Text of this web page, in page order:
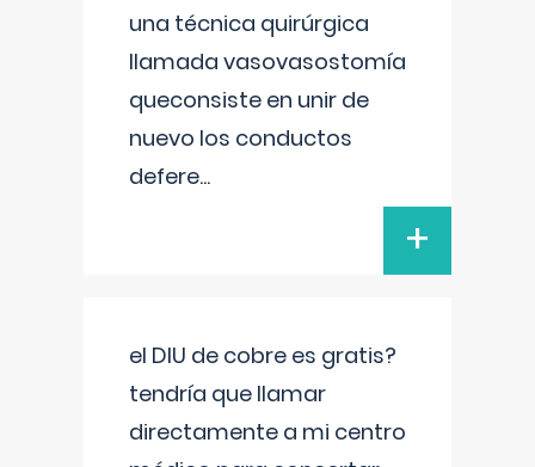
una técnica quirúrgica
llamada vasovasostomía
queconsiste en unir de
nuevo los conductos
defere...
+
el DIU de cobre es gratis?
tendría que llamar
directamente a mi centro